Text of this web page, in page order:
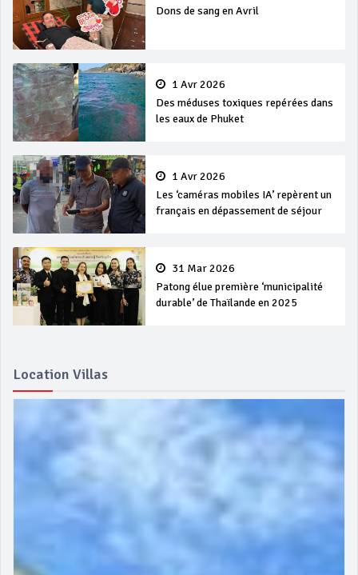
Dons de sang en Avril
1 Avr 2026
Des méduses toxiques repérées dans
les eaux de Phuket
1 Avr 2026
Les ‘caméras mobiles IA’ repèrent un
français en dépassement de séjour
31 Mar 2026
Patong élue première ‘municipalité
durable’ de Thaïlande en 2025
Location Villas